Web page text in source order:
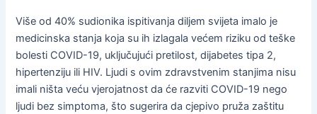
Više od 40% sudionika ispitivanja diljem svijeta imalo je
medicinska stanja koja su ih izlagala većem riziku od teške
bolesti COVID-19, uključujući pretilost, dijabetes tipa 2,
hipertenziju ili HIV. Ljudi s ovim zdravstvenim stanjima nisu
imali ništa veću vjerojatnost da će razviti COVID-19 nego
ljudi bez simptoma, što sugerira da cjepivo pruža zaštitu